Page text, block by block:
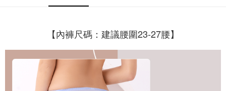
３．安心：先確認商品／服務後，再付款。
１．於結帳方式選擇「AFTEE先享後付」後，將跳轉至「AFTEE先享後付」
結帳頁面，進行簡訊認證並確認金額後，即可完成結帳。
２．訂單成立數日內，您將收到繳費通知簡訊。
３．收到繳費通知簡訊後14天內，點擊此簡訊中的連結，可透過四大超商／
付款後全家取貨
每筆NT$60，滿NT$699(含以上)免運費
【內褲尺碼：建議腰圍23-27腰】